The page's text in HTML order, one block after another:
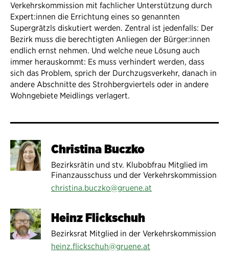
Verkehrskommission mit fachlicher Unterstützung durch
Expert:innen die Errichtung eines so genannten
Supergrätzls diskutiert werden. Zentral ist jedenfalls: Der
Bezirk muss die berechtigten Anliegen der Bürger:innen
endlich ernst nehmen. Und welche neue Lösung auch
immer herauskommt: Es muss verhindert werden, dass
sich das Problem, sprich der Durchzugsverkehr, danach in
andere Abschnitte des Strohbergviertels oder in andere
Wohngebiete Meidlings verlagert.
Christina Buczko
Bezirksrätin und stv. Klubobfrau Mitglied im
Finanzausschuss und der Verkehrskommission
christina.buczko@gruene.at
Heinz Flickschuh
Bezirksrat Mitglied in der Verkehrskommission
heinz.flickschuh@gruene.at